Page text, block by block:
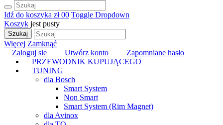
Idź do koszyka zł 00 Toggle Dropdown
Koszyk jest pusty
Szukaj
Więcej Zamknąć
Zaloguj sie
Utwórz konto
Zapomniane hasło
PRZEWODNIK KUPUJĄCEGO
TUNING
dla Bosch
Smart System
Non Smart
Smart System (Rim Magnet)
dla Avinox